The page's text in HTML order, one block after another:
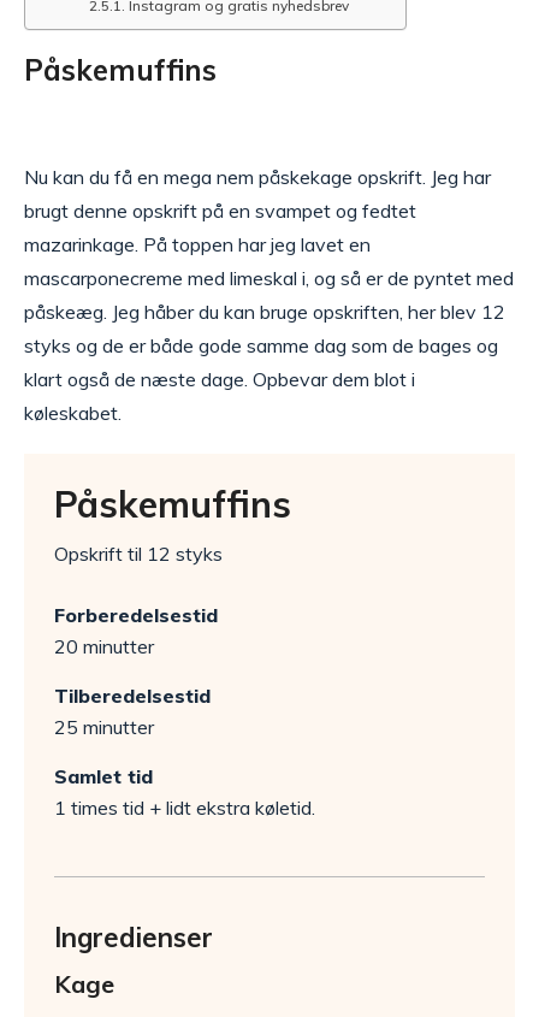
Instagram og gratis nyhedsbrev
Påskemuffins
Nu kan du få en mega nem påskekage opskrift. Jeg har
brugt denne opskrift på en svampet og fedtet
mazarinkage. På toppen har jeg lavet en
mascarponecreme med limeskal i, og så er de pyntet med
påskeæg. Jeg håber du kan bruge opskriften, her blev 12
styks og de er både gode samme dag som de bages og
klart også de næste dage. Opbevar dem blot i
køleskabet.
Påskemuffins
Opskrift til 12 styks
Forberedelsestid
20 minutter
Tilberedelsestid
25 minutter
Samlet tid
1 times tid + lidt ekstra køletid.
Ingredienser
Kage